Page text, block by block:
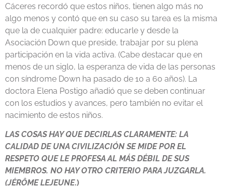
Cáceres recordó que estos niños, tienen algo más no
algo menos y contó que en su caso su tarea es la misma
que la de cualquier padre: educarle y desde la
Asociación Down que preside, trabajar por su plena
participación en la vida activa. (Cabe destacar que en
menos de un siglo, la esperanza de vida de las personas
con síndrome Down ha pasado de 10 a 60 años). La
doctora Elena Postigo añadió que se deben continuar
con los estudios y avances, pero también no evitar el
nacimiento de estos niños.
LAS COSAS HAY QUE DECIRLAS CLARAMENTE: LA
CALIDAD DE UNA CIVILIZACIÓN SE MIDE POR EL
RESPETO QUE LE PROFESA AL MÁS DÉBIL DE SUS
MIEMBROS. NO HAY OTRO CRITERIO PARA JUZGARLA.
(JÉRÔME LEJEUNE.)